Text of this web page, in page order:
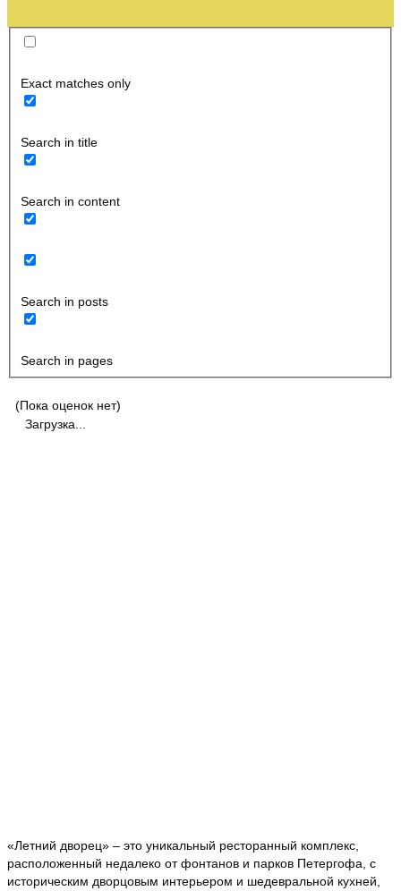
Exact matches only
Search in title
Search in content
Search in posts
Search in pages
(Пока оценок нет)
Загрузка...
«Летний дворец» – это уникальный ресторанный комплекс,
расположенный недалеко от фонтанов и парков Петергофа, с
историческим дворцовым интерьером и шедевральной кухней,